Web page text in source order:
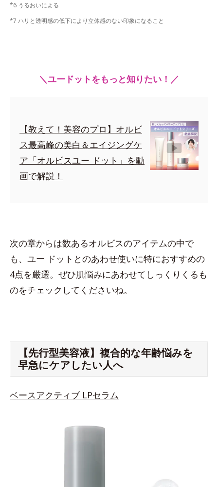
*6 うるおいによる
*7 ハリと透明感の低下により立体感のない印象になること
＼ユードットをもっと知りたい！／
【教えて！美容のプロ】オルビ
ス最高峰の美白＆エイジングケ
ア「オルビスユー ドット」を動
画で解説！
次の章からは数あるオルビスのアイテムの中で
も、ユー ドットとのあわせ使いに特におすすめの
4点を厳選。ぜひ肌悩みにあわせてしっくりくるも
のをチェックしてくださいね。
【先行型美容液】複合的な年齢悩みを
早急にケアしたい人へ
ベースアクティブ LPセラム